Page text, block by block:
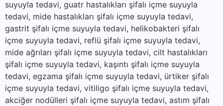
suyuyla tedavi, guatr hastalıkları şifalı içme suyuyla
tedavi, mide hastalıkları şifalı içme suyuyla tedavi,
gastrit şifalı içme suyuyla tedavi, helikobakteri şifalı
içme suyuyla tedavi, reflü şifalı içme suyuyla tedavi,
mide ağrıları şifalı içme suyuyla tedavi, cilt hastalıkları
şifalı içme suyuyla tedavi, kaşıntı şifalı içme suyuyla
tedavi, egzama şifalı içme suyuyla tedavi, ürtiker şifalı
içme suyuyla tedavi, vitiligo şifalı içme suyuyla tedavi,
akciğer nodülleri şifalı içme suyuyla tedavi, astım şifalı